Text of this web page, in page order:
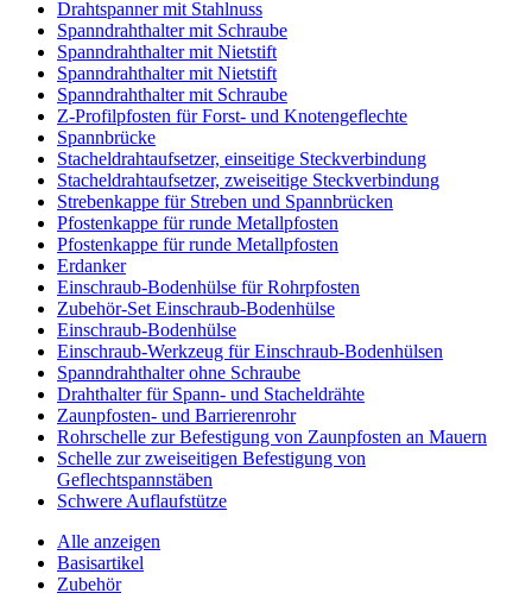
Drahtspanner mit Stahlnuss
Spanndrahthalter mit Schraube
Spanndrahthalter mit Nietstift
Spanndrahthalter mit Nietstift
Spanndrahthalter mit Schraube
Z-Profilpfosten für Forst- und Knotengeflechte
Spannbrücke
Stacheldrahtaufsetzer, einseitige Steckverbindung
Stacheldrahtaufsetzer, zweiseitige Steckverbindung
Strebenkappe für Streben und Spannbrücken
Pfostenkappe für runde Metallpfosten
Pfostenkappe für runde Metallpfosten
Erdanker
Einschraub-Bodenhülse für Rohrpfosten
Zubehör-Set Einschraub-Bodenhülse
Einschraub-Bodenhülse
Einschraub-Werkzeug für Einschraub-Bodenhülsen
Spanndrahthalter ohne Schraube
Drahthalter für Spann- und Stacheldrähte
Zaunpfosten- und Barrierenrohr
Rohrschelle zur Befestigung von Zaunpfosten an Mauern
Schelle zur zweiseitigen Befestigung von
Geflechtspannstäben
Schwere Auflaufstütze
Alle anzeigen
Basisartikel
Zubehör